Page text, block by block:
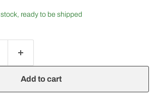
stock, ready to be shipped
Add to cart